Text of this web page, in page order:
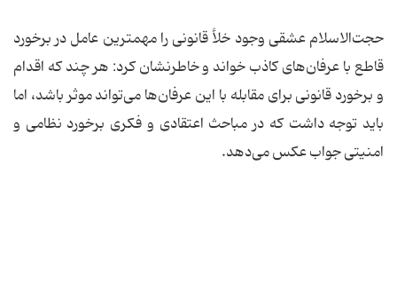
حجت‌الاسلام عشقی وجود خلأ قانونی را مهمترین عامل در برخورد
قاطع با عرفان‌های کاذب خواند و خاطرنشان کرد: هر چند که اقدام
و برخورد قانونی برای مقابله با این عرفان‌ها می‌تواند موثر باشد، اما
باید توجه داشت که در مباحث اعتقادی و فکری برخورد نظامی و
امنیتی جواب عکس می‌دهد.